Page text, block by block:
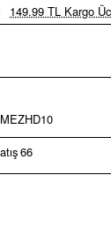
149.99 TL Kargo
66